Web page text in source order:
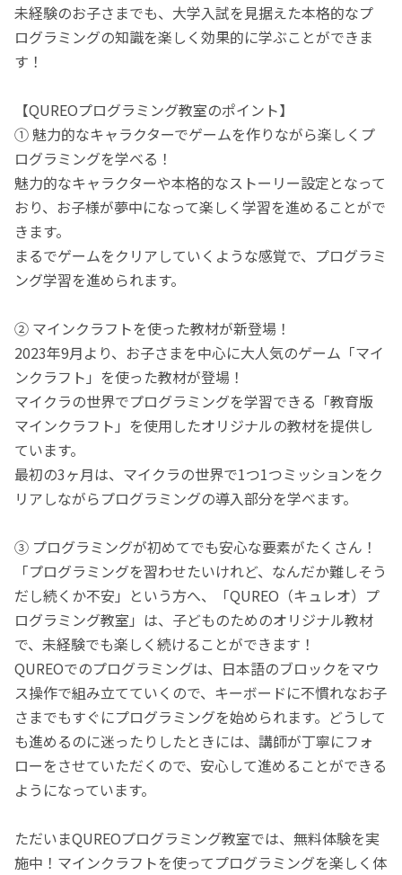
未経験のお子さまでも、大学入試を見据えた本格的なプ
ログラミングの知識を楽しく効果的に学ぶことができま
す！
【QUREOプログラミング教室のポイント】
① 魅力的なキャラクターでゲームを作りながら楽しくプ
ログラミングを学べる！
魅力的なキャラクターや本格的なストーリー設定となって
おり、お子様が夢中になって楽しく学習を進めることがで
きます。
まるでゲームをクリアしていくような感覚で、プログラミ
ング学習を進められます。
② マインクラフトを使った教材が新登場！
2023年9月より、お子さまを中心に大人気のゲーム「マイ
ンクラフト」を使った教材が登場！
マイクラの世界でプログラミングを学習できる「教育版
マインクラフト」を使用したオリジナルの教材を提供し
ています。
最初の3ヶ月は、マイクラの世界で1つ1つミッションをク
リアしながらプログラミングの導入部分を学べます。
③ プログラミングが初めてでも安心な要素がたくさん！
「プログラミングを習わせたいけれど、なんだか難しそう
だし続くか不安」という方へ、「QUREO（キュレオ）プ
ログラミング教室」は、子どものためのオリジナル教材
で、未経験でも楽しく続けることができます！
QUREOでのプログラミングは、日本語のブロックをマウ
ス操作で組み立てていくので、キーボードに不慣れなお子
さまでもすぐにプログラミングを始められます。どうして
も進めるのに迷ったりしたときには、講師が丁寧にフォ
ローをさせていただくので、安心して進めることができる
ようになっています。
ただいまQUREOプログラミング教室では、無料体験を実
施中！マインクラフトを使ってプログラミングを楽しく体